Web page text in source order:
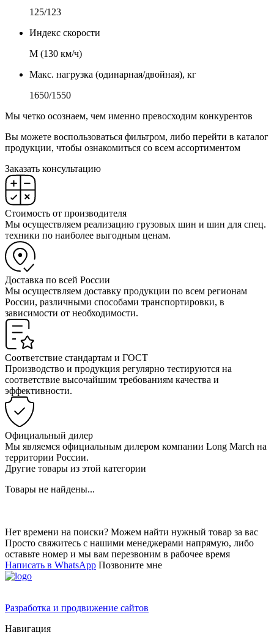
125/123
Индекс скорости
М (130 км/ч)
Макс. нагрузка (одинарная/двойная), кг
1650/1550
Мы четко осознаем, чем именно превосходим конкурентов
Вы можете воспользоваться фильтром, либо перейти в каталог
продукции, чтобы ознакомиться со всем ассортиментом
Заказать консультацию
Стоимость от производителя
Мы осуществляем реализацию грузовых шин и шин для спец.
техники по наиболее выгодным ценам.
Доставка по всей России
Мы осуществляем доставку продукции по всем регионам
России, различными способами транспортировки, в
зависимости от необходимости.
Соответствие стандартам и ГОСТ
Производство и продукция регулярно тестируются на
соответствие высочайшим требованиям качества и
эффективности.
Официальный дилер
Мы являемся официальным дилером компании Long March на
территории России.
Другие товары из этой категории
Товары не найдены...
Нет времени на поиски? Можем найти нужный товар за вас
Просто свяжитесь с нашими менеджерами напрямую, либо
оставьте номер и мы вам перезвоним в рабочее время
Написать в WhatsApp Позвоните мне
Разработка и продвижение сайтов
Навигация